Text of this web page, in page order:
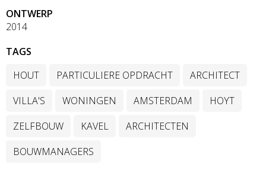
ONTWERP
2014
TAGS
HOUT
PARTICULIERE OPDRACHT
ARCHITECT
VILLA'S
WONINGEN AMSTERDAM
HOYT
ZELFBOUW
KAVEL
ARCHITECTEN
BOUWMANAGERS